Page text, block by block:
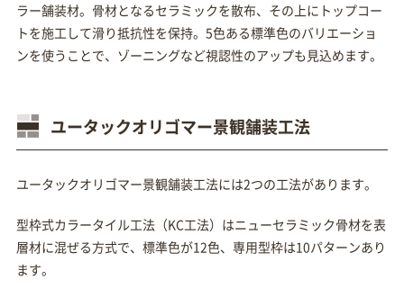
ラー舗装材。骨材となるセラミックを散布、その上にトップコー
トを施工して滑り抵抗性を保持。5色ある標準色のバリエーショ
ンを使うことで、ゾーニングなど視認性のアップも見込めます。
ユータックオリゴマー景観舗装工法
ユータックオリゴマー景観舗装工法には2つの工法があります。
型枠式カラータイル工法（KC工法）はニューセラミック骨材を表
層材に混ぜる方式で、標準色が12色、専用型枠は10パターンあり
ます。